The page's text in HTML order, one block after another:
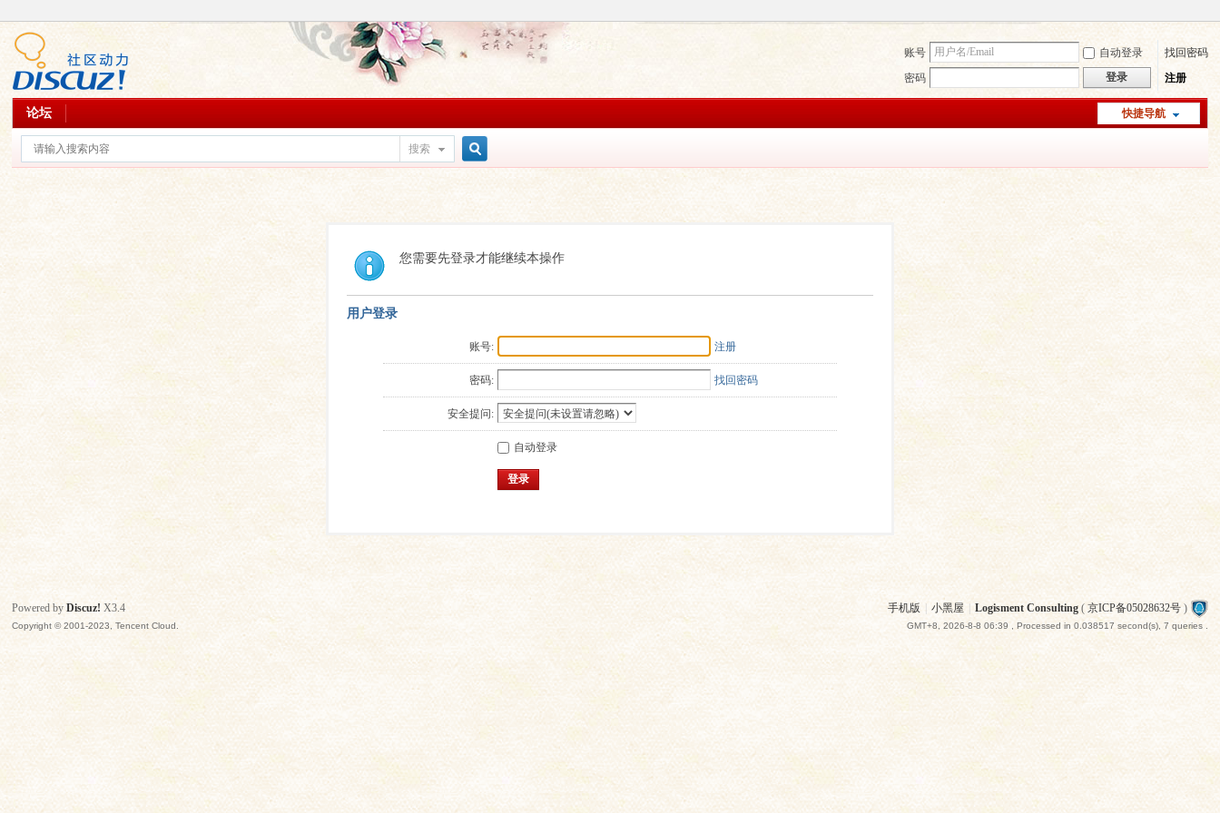
账号 自动登录
找回密码
密码
登录 注册
快捷导航
论坛
搜索
索
您需要先登录才能继续本操作
用户登录
账号: 注册
密码: 找回密码
安全提问:
自动登录
登录
手机版 小黑屋 Logisment Consulting( 京ICP备05028632号)
GMT+8, 2026-8-8 06:39 , Processed in 0.038517 second(s), 7 queries .
Powered byDiscuz! X3.4
Copyright © 2001-2023, Tencent Cloud.